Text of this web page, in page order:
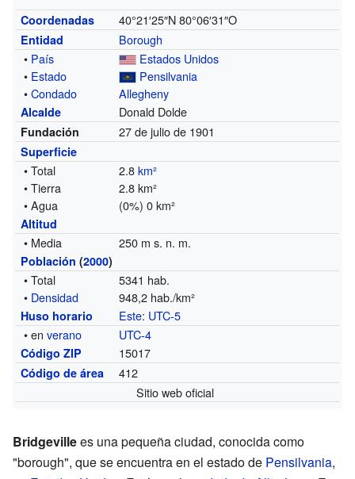
Coordenadas 40°21′25″N 80°06′31″O
Entidad
Borough
• País
Estados Unidos
• Estado
Pensilvania
•Condado Allegheny
Alcalde Donald Dolde
Fundación 27 de julio de 1901
Superficie
• Total 2.8km²
• Tierra
2.8 km²
• Agua
(0%) 0 km²
Altitud
• Media 250 m s. n. m.
Población (2000)
• Total
5341 hab.
• Densidad 948,2 hab./km²
Huso horario Este: UTC-5
• enverano UTC-4
Código ZIP 15017
Código de área
412
Sitio web oficial
Bridgevillees una pequeña ciudad, conocida como
"borough", que se encuentra en el estado de Pensilvania,